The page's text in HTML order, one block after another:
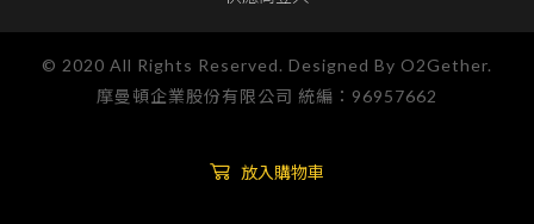
放入購物車
© 2020 All Rights Reserved. Designed By O2Gether.
摩曼頓企業股份有限公司 統編：96957662